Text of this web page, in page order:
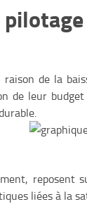
de la
de leur
reposent
liées à la